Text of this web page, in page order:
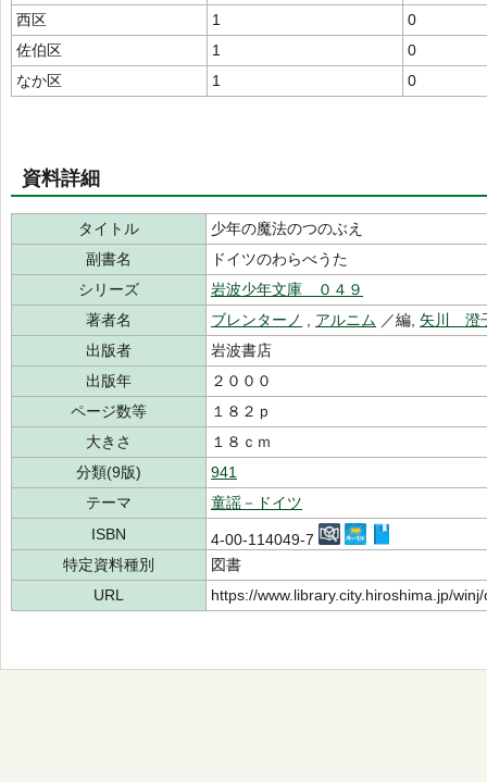
西区
1
0
佐伯区
1
0
なか区
1 0
資料詳細
タイトル
少年の魔法のつのぶえ
副書名
ドイツのわらべうた
シリーズ
岩波少年文庫 ０４９
著者名
ブレンターノ アルニム ／編, 矢川 澄
出版者
岩波書店
出版年
２０００
ページ数等
１８２ｐ
大きさ
１８ｃｍ
分類(9版)
941
テーマ
童謡－ドイツ
ISBN
4-00-114049-7
特定資料種別
図書
URL
https://www.library.city.hiroshima.jp/